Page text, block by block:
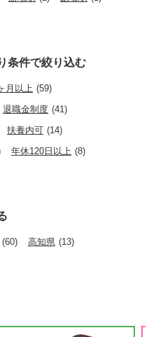
条件で絞り込む
月以上 (59)
退職金制度 (41)
扶養内可 (14)
年休120日以上 (8)
(60) 高知県 (13)